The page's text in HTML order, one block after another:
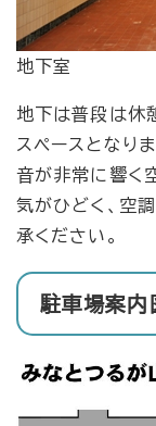
地下室
地下は普段は休
スペースとなりま
音が非常に響く
気がひどく、空
承ください。
駐車場案内